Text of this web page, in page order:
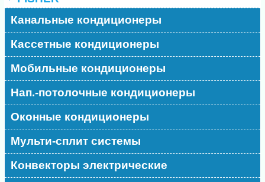
Канальные кондиционеры
Кассетные кондиционеры
Мобильные кондиционеры
Нап.-потолочные кондиционеры
Оконные кондиционеры
Мульти-сплит системы
Конвекторы электрические